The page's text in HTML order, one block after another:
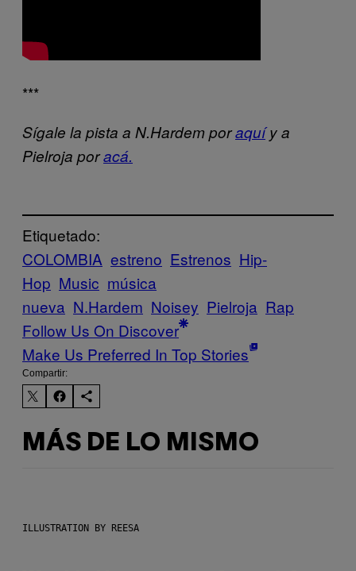
***
Sígale la pista a N.Hardem poraquíy a
Pielroja poracá.
Etiquetado:
COLOMBIA estreno Estrenos Hip-
Hop Music música
nueva N.Hardem Noisey Pielroja Rap
Follow Us On Discover
Make Us Preferred In Top Stories
Compartir:
MÁS DE LO MISMO
ILLUSTRATION BY REESA